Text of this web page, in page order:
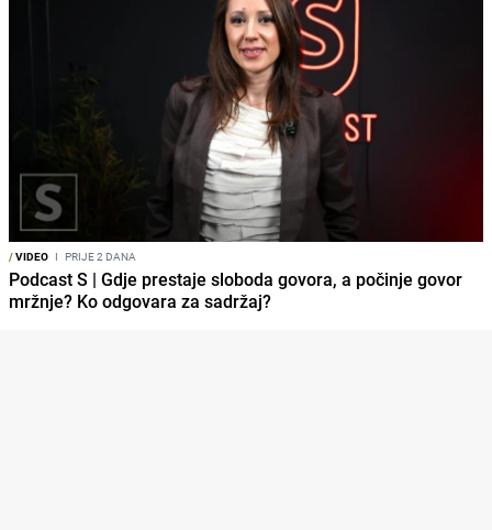
/VIDEO I PRIJE 2 DANA
Podcast S | Gdje prestaje sloboda govora, a počinje govor
mržnje? Ko odgovara za sadržaj?